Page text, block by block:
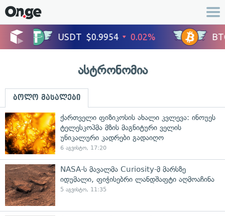
ასტრონომია
ბოლო მასალები
ქართველი ფიზიკოსის ახალი კვლევა: ინოუეს
ტელესკოპმა მზის მაგნიტური ველის
უნიკალური კადრები გადაიღო
6 აგვისტო, 17:20
NASA-ს მავალმა Curiosity-მ მარსზე
იდუმალი, ფიჭისებრი ლანდშაფტი აღმოაჩინა
5 აგვისტო, 11:35